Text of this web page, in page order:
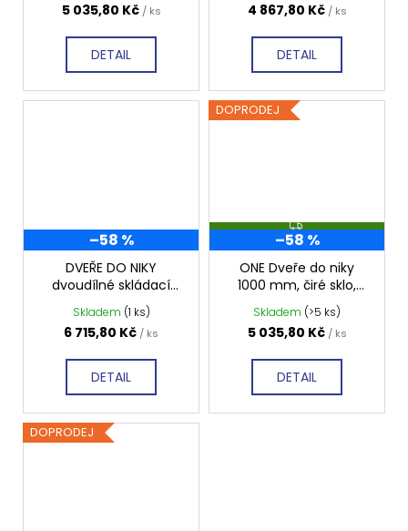
5 035,80 Kč / ks
DETAIL
4 867,80 Kč / ks
DETAIL
–58 %
DVEŘE DO NIKY
dvoudílné skládací
GO7990R
Skladem (1 ks)
6 715,80 Kč / ks
DETAIL
DOPRODEJ
Z
D
A
R
M
A
–58 %
ONE Dveře do niky
1000 mm, čiré sklo,
GO4410D
Skladem (>5 ks)
5 035,80 Kč / ks
DETAIL
DOPRODEJ